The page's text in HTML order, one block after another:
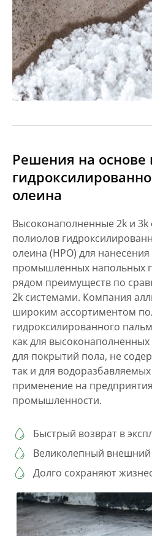
Решения на основе
олеина
Высоконаполненные 2k и 3k
полиолов
олеина (HPO) для
промышленных напольных
рядом преимуществ по
2k системами. Компания
широким ассортиментом
гидроксилированного
как для
для покрытий пола, не
так и для
применение на
промышленности.
Быстрый возврат в
Великолепный
Долго сохраняют